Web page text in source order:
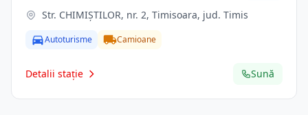
Str. CHIMIŞTILOR, nr. 2, Timisoara, jud. Timis
Autoturisme Camioane
Detalii stație Sună